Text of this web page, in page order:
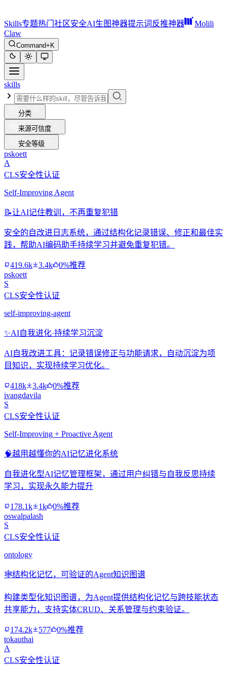
Skills专题热门 社区安全AI生图神器提示词反推神器
Molili
Claw
Command+K
skills
分类
来源可信度
安全等级
pskoett
A
CLS安全性认证
Self-Improving Agent
📝让AI记住教训，不再重复犯错
安全的自改进日志系统，通过结构化记录错误、修正和最佳实
践，帮助AI编码助手持续学习并避免重复犯错。
419.6k 3.4k
0%推荐
pskoett
S
CLS安全性认证
self-improving-agent
✨AI自我进化·持续学习沉淀
AI自我改进工具：记录错误修正与功能请求，自动沉淀为项
目知识，实现持续学习优化。
418k 3.4k
0%推荐
ivangdavila
S
CLS安全性认证
Self-Improving + Proactive Agent
🧠越用越懂你的AI记忆进化系统
自我进化型AI记忆管理框架，通过用户纠错与自我反思持续
学习，实现永久能力提升
178.1k 1k
0%推荐
oswalpalash
S
CLS安全性认证
ontology
🕸️结构化记忆，可验证的Agent知识图谱
构建类型化知识图谱，为Agent提供结构化记忆与跨技能状态
共享能力，支持实体CRUD、关系管理与约束验证。
174.2k 577
0%推荐
tokauthai
A
CLS安全性认证